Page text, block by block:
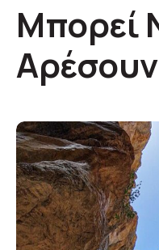
Μπορεί
Αρέσουν